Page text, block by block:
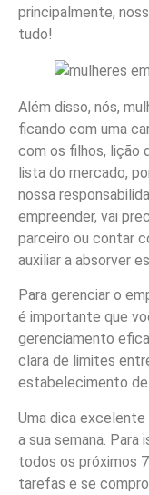
principalmente,
tudo!
Além disso, nós,
ficando com uma
com os filhos, lição
lista do mercado,
nossa
empreender, vai
parceiro ou contar
auxiliar a absorver
Para gerenciar o
é importante que
gerenciamento
clara de limites
estabelecimento de
Uma dica excelente
a sua semana. Para
todos os próximos
tarefas e se